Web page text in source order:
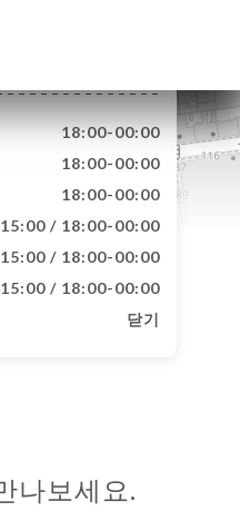
18:00-00:00
18:00-00:00
18:00-00:00
/ 18:00-00:00
/ 18:00-00:00
/ 18:00-00:00
닫기
나보세요.